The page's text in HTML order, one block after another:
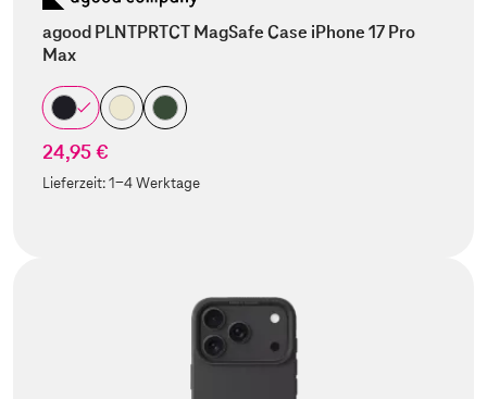
agood PLNTPRTCT MagSafe Case iPhone 17 Pro
Max
24,95 €
Lieferzeit:1-4 Werktage